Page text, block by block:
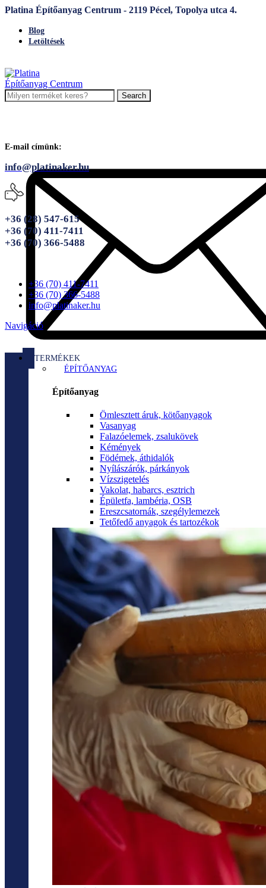
Platina Építőanyag Centrum - 2119 Pécel, Topolya utca 4.
Blog
Letöltések
Search
E-mail címünk:
info@platinaker.hu
+36 (28) 547-615
+36 (70) 411-7411
+36 (70) 366-5488
+36 (70) 411-7411
+36 (70) 366-5488
info@platinaker.hu
Navigáció
TERMÉKEK
ÉPÍTŐANYAG
Építőanyag
Ömlesztett áruk, kötőanyagok
Vasanyag
Falazóelemek, zsalukövek
Kémények
Födémek, áthidalók
Nyílászárók, párkányok
Vízszigetelés
Vakolat, habarcs, esztrich
Épületfa, lambéria, OSB
Ereszcsatornák, szegélylemezek
Tetőfedő anyagok és tartozékok